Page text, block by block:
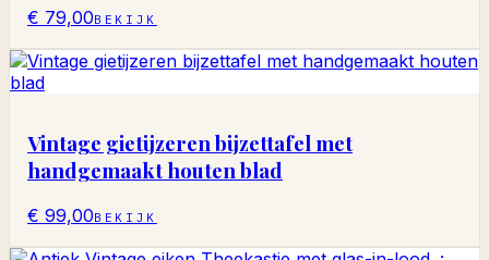
€ 79,00BEKIJK
Vintage gietijzeren bijzettafel met
handgemaakt houten blad
€ 99,00BEKIJK